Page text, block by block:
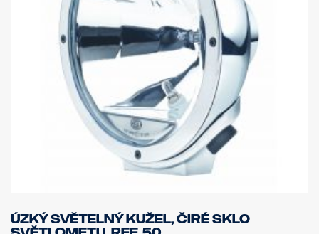
Úzký světelný kužel, čiré sklo